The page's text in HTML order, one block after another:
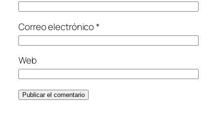
Correo electrónico*
Web